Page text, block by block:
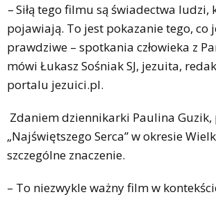
–Siłą tego filmu są świadectwa ludzi,
pojawiają. To jest pokazanie tego, co
prawdziwe – spotkania człowieka z
mówi Łukasz Sośniak SJ, jezuita,
portalu jezuici.pl.
Zdaniem dziennikarki Paulina
„Najświętszego Serca” w okresie
szczególne znaczenie.
– To niezwykle ważny film w